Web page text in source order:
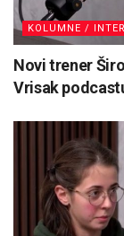
KOLUMNE /
Novi trener
Vrisak